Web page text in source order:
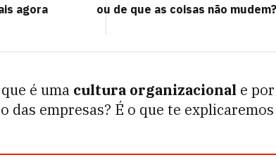
agora
ou de que as coisas não mudem?
é uma cultura organizacional e
das empresas? É o que te